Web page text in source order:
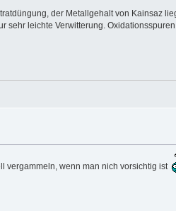
der Metallgehalt von Kainsaz
leichte Verwitterung.
vergammeln, wenn man nich vorsichtig ist